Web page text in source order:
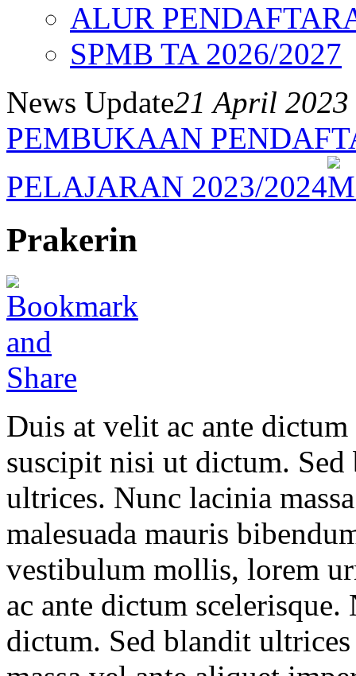
ALUR
SPMB TA 2026/2027
News Update21 April
PEMBUKAAN
PELAJARAN 2023/2024
Prakerin
Duis at velit ac ante
suscipit nisi ut dictum.
ultrices. Nunc lacinia
malesuada mauris
vestibulum mollis, lorem
ac ante dictum
dictum. Sed blandit